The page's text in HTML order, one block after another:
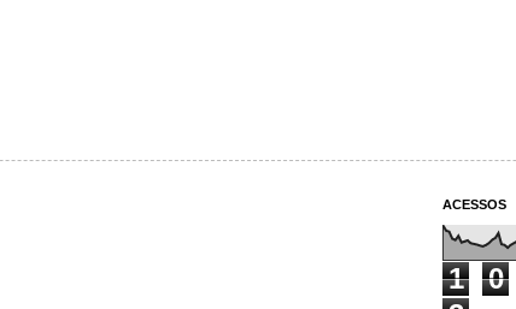
ACESSOS
1
0